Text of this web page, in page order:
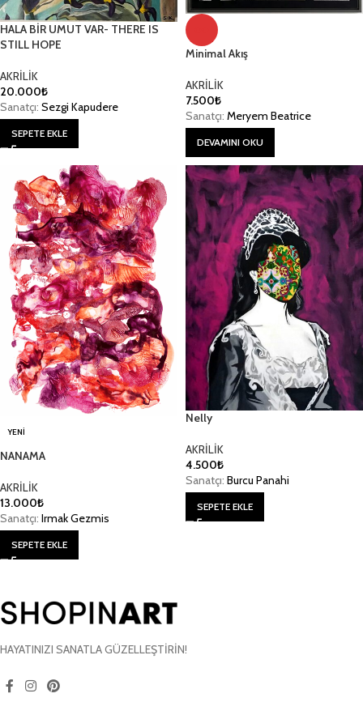
HALA BİR UMUT VAR- THERE IS
STILL HOPE
AKRİLİK
20.000₺
Sanatçı: Sezgi Kapudere
SEPETE EKLE
Minimal Akış
AKRİLİK
7.500₺
Sanatçı: Meryem Beatrice
DEVAMINI OKU
YENI
NANAMA
AKRİLİK
13.000₺
Sanatçı: Irmak Gezmis
SEPETE EKLE
Nelly
AKRİLİK
4.500₺
Sanatçı: Burcu Panahi
SEPETE EKLE
HAYATINIZI SANATLA GÜZELLEŞTİRİN!